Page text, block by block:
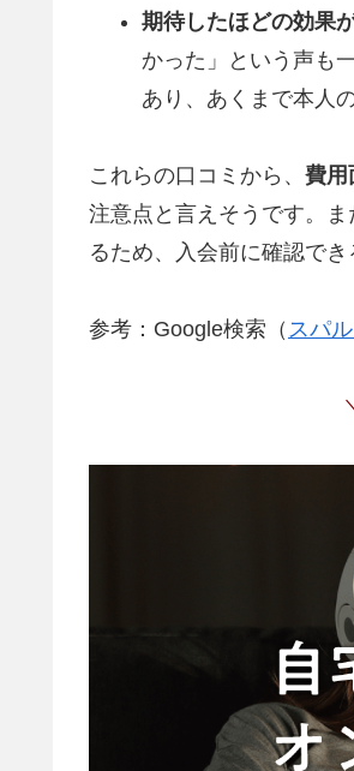
期待したほどの効果
かった」という声も
あり、あくまで本人
これらの口コミから、 費用
注意点と言えそうです。
るため、入会前に確認でき
参考：Google検索（ スパ